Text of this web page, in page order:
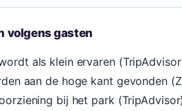
volgens gasten
als klein ervaren
aan de hoge kant gevonden
bij het park